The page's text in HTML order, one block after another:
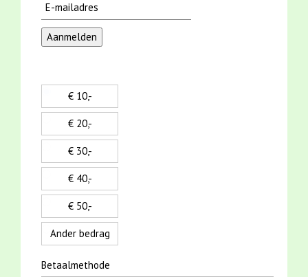
€ 10,-
€ 20,-
€ 30,-
€ 40,-
€ 50,-
Ander bedrag
Betaalmethode